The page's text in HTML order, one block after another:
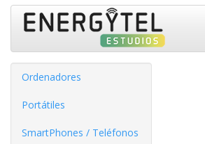
Ordenadores
Portátiles
SmartPhones / Teléfonos